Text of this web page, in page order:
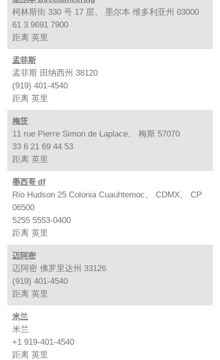
柯林斯街 330 号 17 层、 墨尔本 维多利亚州 03000
61 3 9691 7900
距离 英里
孟菲斯
孟菲斯 田纳西州 38120
(919) 401-4540
距离 英里
梅茨
11 rue Pierre Simon de Laplace、 梅斯 57070
33 6 21 69 44 53
距离 英里
墨西哥 df
Rio Hudson 25 Colonia Cuauhtemoc、 CDMX、 CP
06500
5255 5553-0400
距离 英里
迈阿密
迈阿密 佛罗里达州 33126
(919) 401-4540
距离 英里
米兰
米兰
+1 919-401-4540
距离 英里